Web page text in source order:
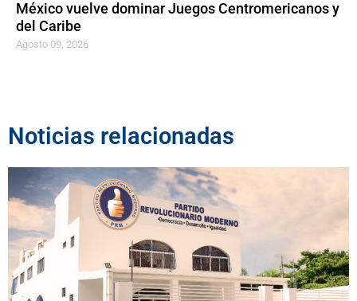
México vuelve dominar Juegos Centromericanos y
del Caribe
Agosto 09, 2026
Noticias relacionadas